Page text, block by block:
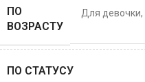
ПО
ВОЗРАСТУ
Для девочки,
ПО СТАТУСУ